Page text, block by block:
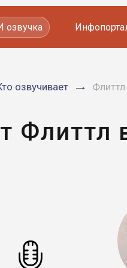
озвучка
озвучивает Флиттл
Флиттл